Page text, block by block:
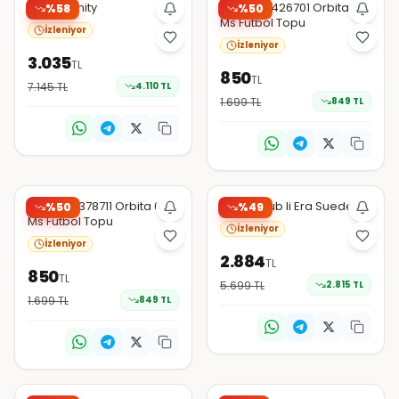
%58
Puma Trinity
İzleniyor
3.035TL
7.145TL 4.110 TL
%50
Puma 08426701 Orbita 6
Ms Futbol Topu
İzleniyor
850TL
1.699TL 849 TL
%50
Puma 08378711 Orbita 6
Ms Futbol Topu
İzleniyor
850TL
1.699TL 849 TL
%49
Hepsiburada
Puma Club Ii Era Suede
İzleniyor
2.884TL
5.699TL 2.815 TL
Amazon Türkiye